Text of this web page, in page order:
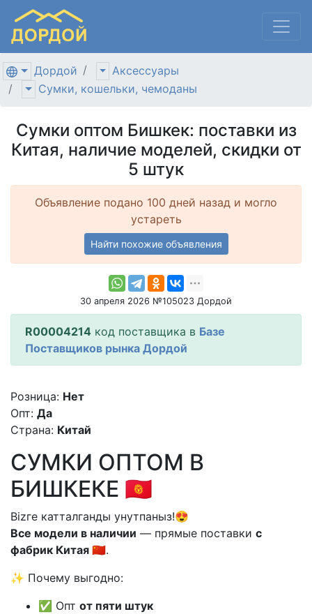
Дордой
Аксессуары
Сумки, кошельки, чемоданы
Сумки оптом Бишкек: поставки из
Китая, наличие моделей, скидки от
5 штук
Объявление подано 100 дней назад и могло
устареть
Найти похожие объявления
30 апреля 2026 №105023 Дордой
R00004214 код поставщика в Базе
Поставщиков рынка Дордой
Розница: Нет
Опт: Да
Страна: Китай
СУМКИ ОПТОМ В
БИШКЕКЕ 🇰🇬
Bizге катталганды унутпаныз!😍
Все модели в наличии — прямые поставки с
фабрик Китая 🇨🇳.
✨ Почему выгодно:
✅ Опт от пяти штук